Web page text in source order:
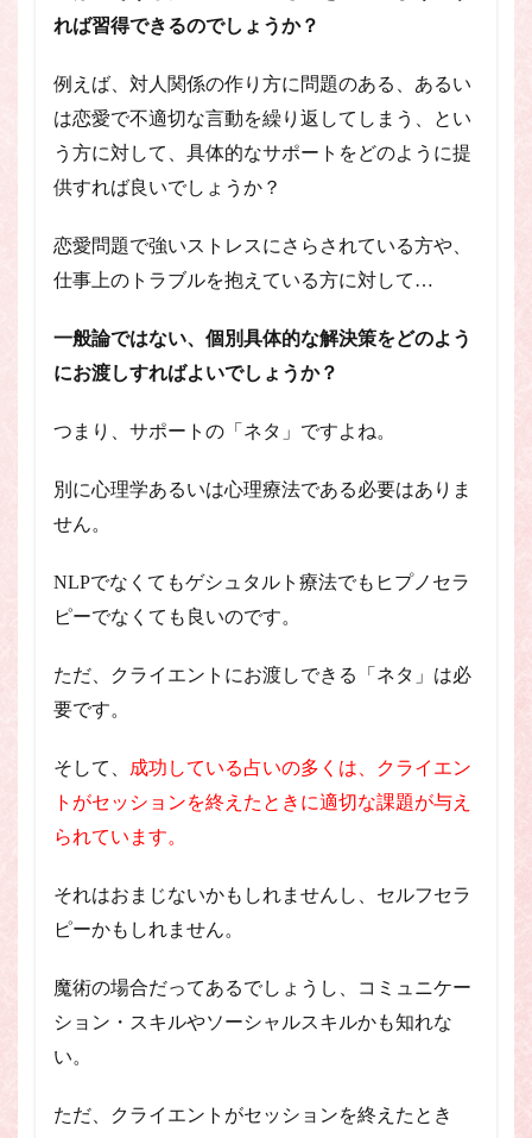
れば習得できるのでしょうか？
例えば、対人関係の作り方に問題のある、あるい
は恋愛で不適切な言動を繰り返してしまう、とい
う方に対して、具体的なサポートをどのように提
供すれば良いでしょうか？
恋愛問題で強いストレスにさらされている方や、
仕事上のトラブルを抱えている方に対して…
一般論ではない、個別具体的な解決策をどのよう
にお渡しすればよいでしょうか？
つまり、サポートの「ネタ」ですよね。
別に心理学あるいは心理療法である必要はありま
せん。
NLPでなくてもゲシュタルト療法でもヒプノセラ
ピーでなくても良いのです。
ただ、クライエントにお渡しできる「ネタ」は必
要です。
そして、
成功している占いの多くは、クライエン
トがセッションを終えたときに適切な課題が与え
られています。
それはおまじないかもしれませんし、セルフセラ
ピーかもしれません。
魔術の場合だってあるでしょうし、コミュニケー
ション・スキルやソーシャルスキルかも知れな
い。
ただ、クライエントがセッションを終えたとき